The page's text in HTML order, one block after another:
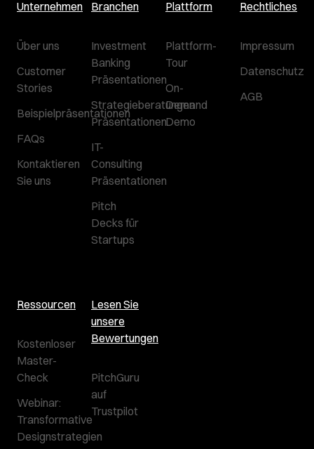
Unternehmen
Über uns
Customer
Stories
Beispielpräsentationen
FAQs
Kontaktieren
Sie uns
Branchen
Investment
Banking
Präsentationen
Strategieberatungen
Präsentationen
IT-
Consulting
Präsentationen
Pitch
Decks für
Startups
Plattform
Plattform-
Tour
On-
Demand
Demo
Rechtliches
Impressum
Datenschutz
AGB
Ressourcen
Kostenloser
Master-
Check
Webinar:
Transformative
Designstrategien
Lesen Sie
unsere
Bewertungen
PitchGuru
auf
Trustpilot